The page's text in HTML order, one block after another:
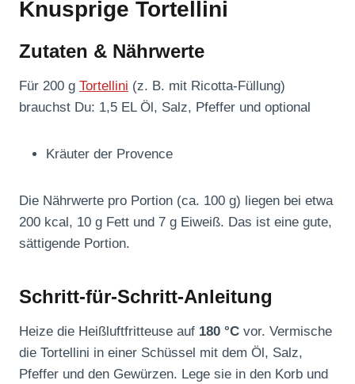
Knusprige Tortellini
Zutaten & Nährwerte
Für 200 g Tortellini (z. B. mit Ricotta-Füllung)
brauchst Du: 1,5 EL Öl, Salz, Pfeffer und optional
Kräuter der Provence
Die Nährwerte pro Portion (ca. 100 g) liegen bei etwa
200 kcal, 10 g Fett und 7 g Eiweiß. Das ist eine gute,
sättigende Portion.
Schritt-für-Schritt-Anleitung
Heize die Heißluftfritteuse auf 180 °C vor. Vermische
die Tortellini in einer Schüssel mit dem Öl, Salz,
Pfeffer und den Gewürzen. Lege sie in den Korb und